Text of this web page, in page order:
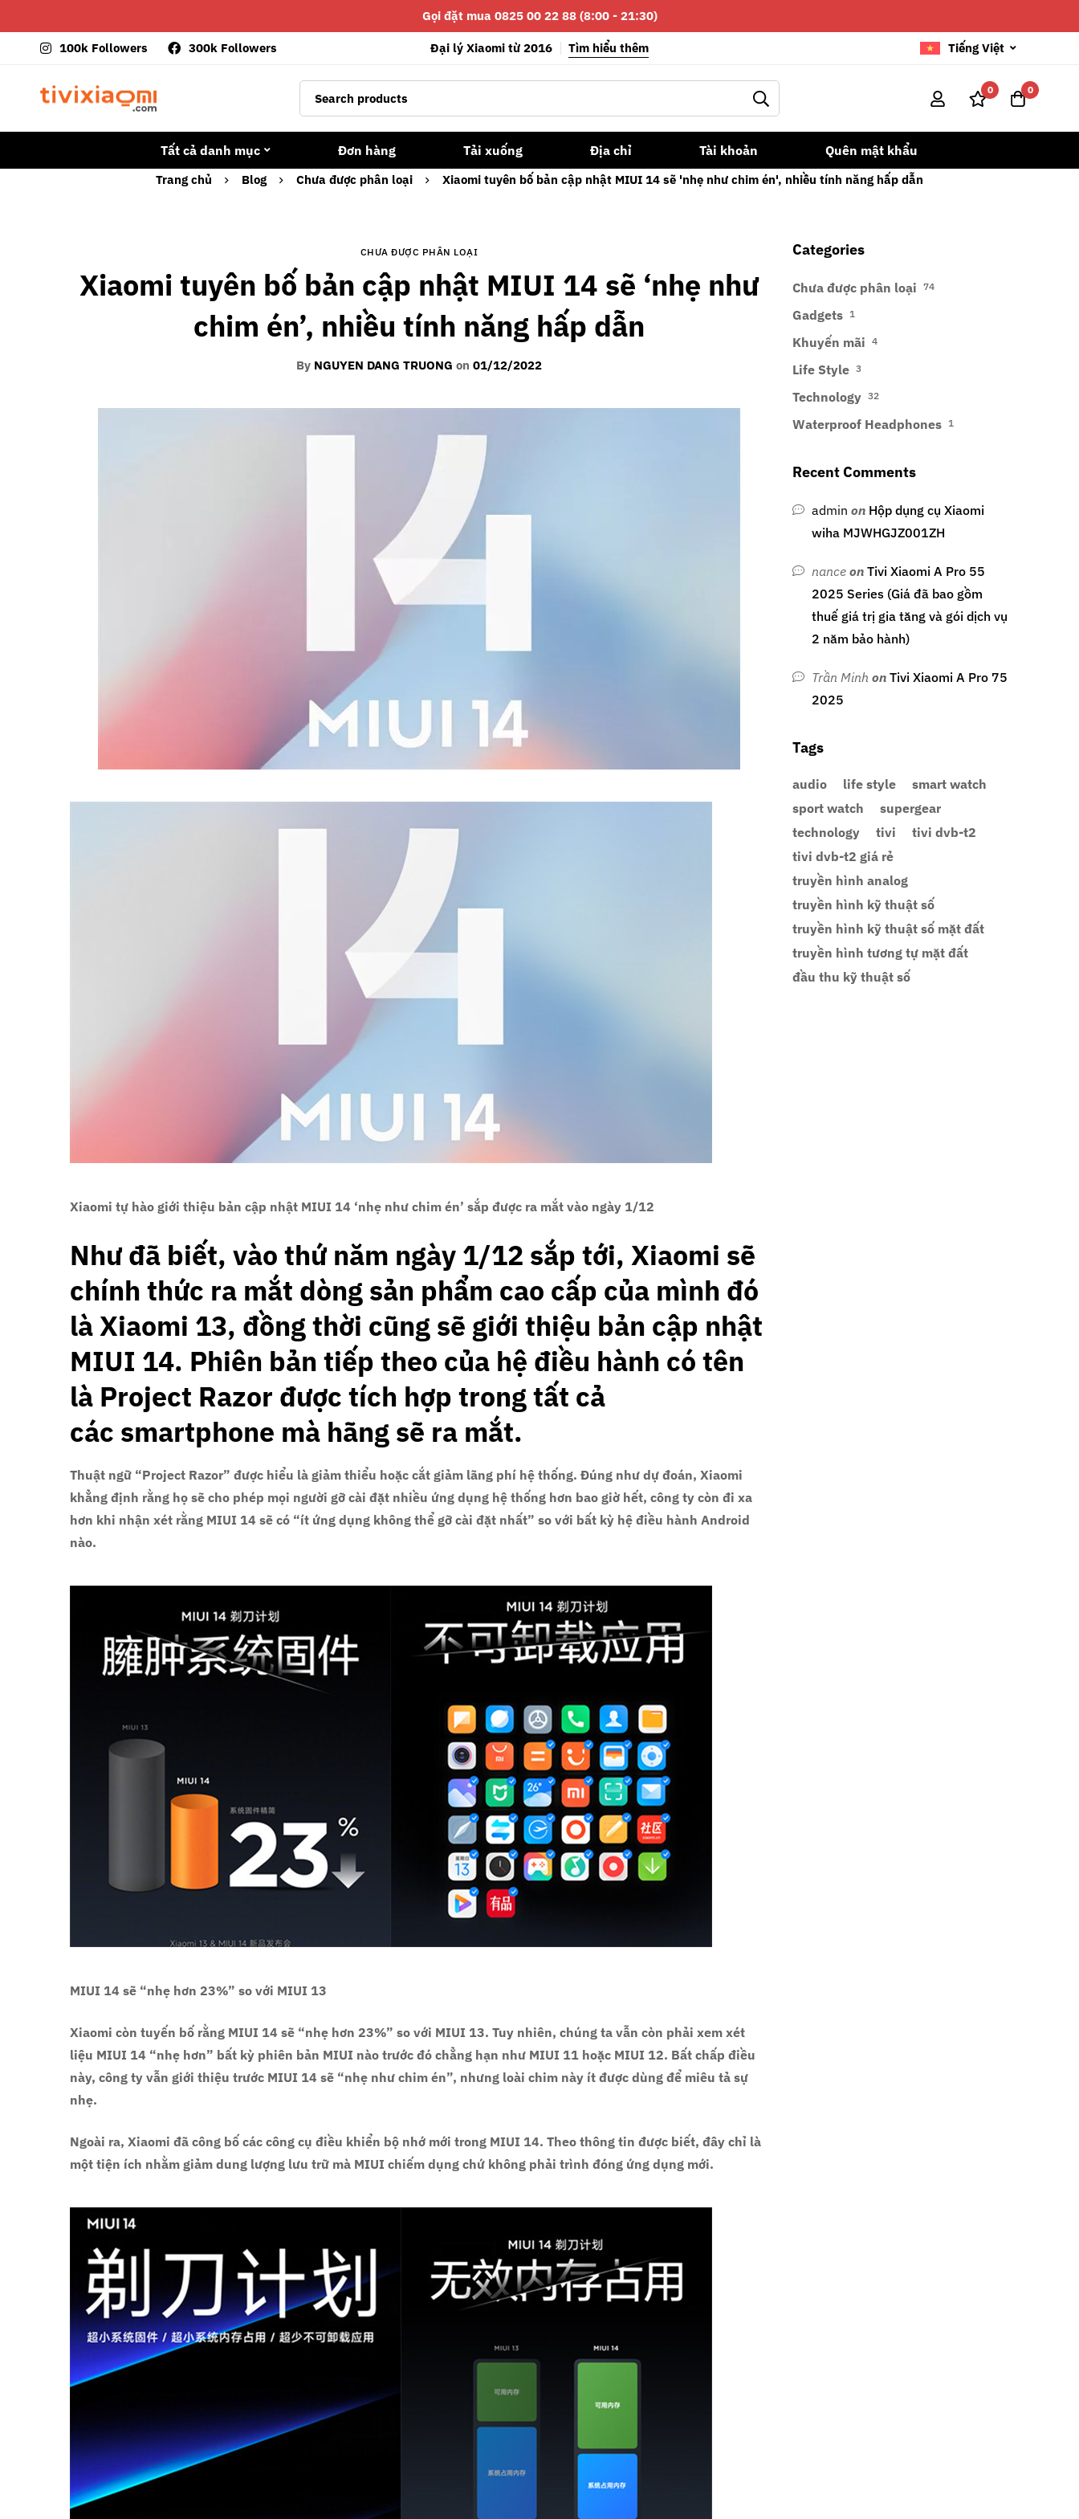
Gọi đặt mua 0825 00 22 88 (8:00 - 21:30)
100k Followers 300k Followers Đại lý Xiaomi từ 2016 Tìm hiểu thêm Tiếng Việt
0 0
Tất cả danh mục Đơn hàng Tải xuống Địa chỉ Tài khoản Quên mật khẩu
Trang chủ Blog Chưa được phân loại Xiaomi tuyên bố bản cập nhật MIUI 14 sẽ 'nhẹ như chim én', nhiều tính năng hấp dẫn
CHƯA ĐƯỢC PHÂN LOẠI
Xiaomi tuyên bố bản cập nhật MIUI 14 sẽ ‘nhẹ như
chim én’, nhiều tính năng hấp dẫn
By NGUYEN DANG TRUONG on 01/12/2022
Xiaomi tự hào giới thiệu bản cập nhật MIUI 14 ‘nhẹ như chim én’ sắp được ra mắt vào ngày 1/12
Như đã biết, vào thứ năm ngày 1/12 sắp tới, Xiaomi sẽ
chính thức ra mắt dòng sản phẩm cao cấp của mình đó
là Xiaomi 13, đồng thời cũng sẽ giới thiệu bản cập nhật
MIUI 14. Phiên bản tiếp theo của hệ điều hành có tên
là Project Razor được tích hợp trong tất cả
các smartphone mà hãng sẽ ra mắt.
Thuật ngữ “Project Razor” được hiểu là giảm thiểu hoặc cắt giảm lãng phí hệ thống. Đúng như dự đoán, Xiaomi
khẳng định rằng họ sẽ cho phép mọi người gỡ cài đặt nhiều ứng dụng hệ thống hơn bao giờ hết, công ty còn đi xa
hơn khi nhận xét rằng MIUI 14 sẽ có “ít ứng dụng không thể gỡ cài đặt nhất” so với bất kỳ hệ điều hành Android
nào.
MIUI 14 sẽ “nhẹ hơn 23%” so với MIUI 13
Xiaomi còn tuyến bố rằng MIUI 14 sẽ “nhẹ hơn 23%” so với MIUI 13. Tuy nhiên, chúng ta vẫn còn phải xem xét
liệu MIUI 14 “nhẹ hơn” bất kỳ phiên bản MIUI nào trước đó chẳng hạn như MIUI 11 hoặc MIUI 12. Bất chấp điều
này, công ty vẫn giới thiệu trước MIUI 14 sẽ “nhẹ như chim én”, nhưng loài chim này ít được dùng để miêu tả sự
nhẹ.
Ngoài ra, Xiaomi đã công bố các công cụ điều khiển bộ nhớ mới trong MIUI 14. Theo thông tin được biết, đây chỉ là
một tiện ích nhằm giảm dung lượng lưu trữ mà MIUI chiếm dụng chứ không phải trình đóng ứng dụng mới.
Categories
Chưa được phân loại 74
Gadgets 1
Khuyến mãi 4
Life Style 3
Technology 32
Waterproof Headphones 1
Recent Comments
admin on Hộp dụng cụ Xiaomi
wiha MJWHGJZ001ZH
nance on Tivi Xiaomi A Pro 55
2025 Series (Giá đã bao gồm
thuế giá trị gia tăng và gói dịch vụ
2 năm bảo hành)
Trần Minh on Tivi Xiaomi A Pro 75
2025
Tags
audio life style
smart watch
sport watch
supergear
technology
tivi
tivi dvb-t2
tivi dvb-t2 giá rẻ
truyền hình analog
truyền hình kỹ thuật số
truyền hình kỹ thuật số mặt đất
truyền hình tương tự mặt đất
đầu thu kỹ thuật số